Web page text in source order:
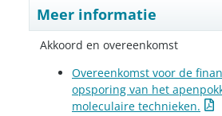
Meer informatie
Akkoord en overeenkomst
Overeenkomst voor de
opsporing van het
moleculaire technieken.